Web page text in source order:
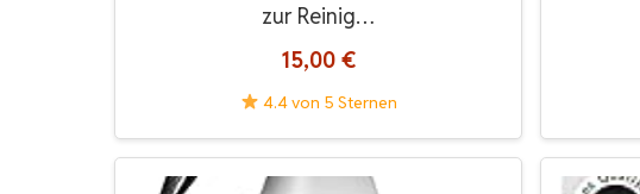
zur Reinig…
15,00 €
4.4 von 5 Sternen